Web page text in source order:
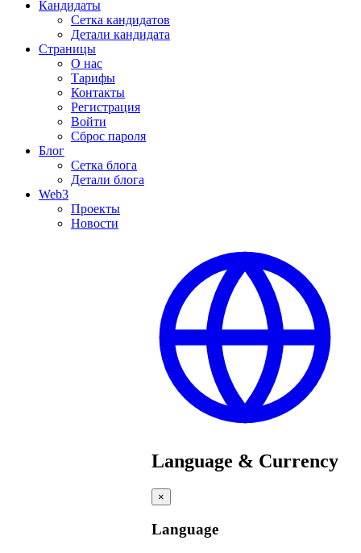
Кандидаты
Сетка кандидатов
Детали кандидата
Страницы
О нас
Тарифы
Контакты
Регистрация
Войти
Сброс пароля
Блог
Сетка блога
Детали блога
Web3
Проекты
Новости
Language & Currency
×
Language